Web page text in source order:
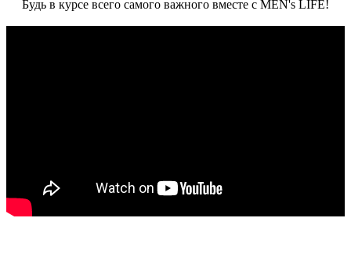
Будь в курсе всего самого важного вместе с MEN's LIFE!